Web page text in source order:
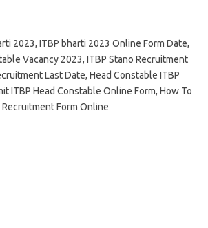
2023, ITBP bharti 2023 Online Form Date,
Vacancy 2023, ITBP Stano Recruitment
Last Date, Head Constable ITBP
ITBP Head Constable Online Form, How To
Form Online